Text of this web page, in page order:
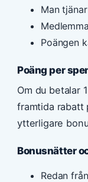
Man
Poängen
Poäng per
Om du betalar
framtida rabatt
ytterligare
Bonusnätter
Redan